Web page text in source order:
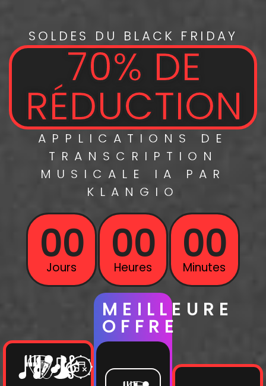
SOLDES DU BLACK FRIDAY
70% DE
RÉDUCTION
APPLICATIONS DE
TRANSCRIPTION
MUSICALE
IA PAR
KLANGIO
00
Jours 00
Heures 00
Minutes
MEILLEURE
OFFRE